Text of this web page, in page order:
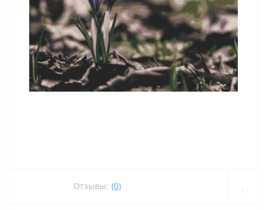
Отзывы: (0)